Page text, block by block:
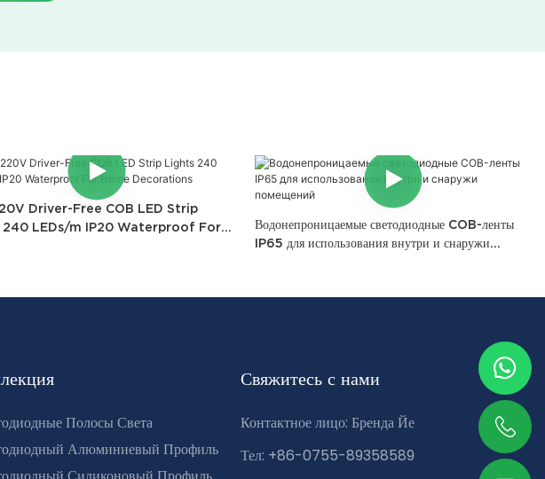
Driver-Free COB LED Strip
LEDs/m IP20 Waterproof For
Водонепроницаемые светодиодные COB-ленты
IP65 для использования внутри и снаружи
Полосы Света
Алюминиевый Профиль
Свяжитесь с нами
Контактное лицо: Бренда Йе
Тел: +86-0755-89358589